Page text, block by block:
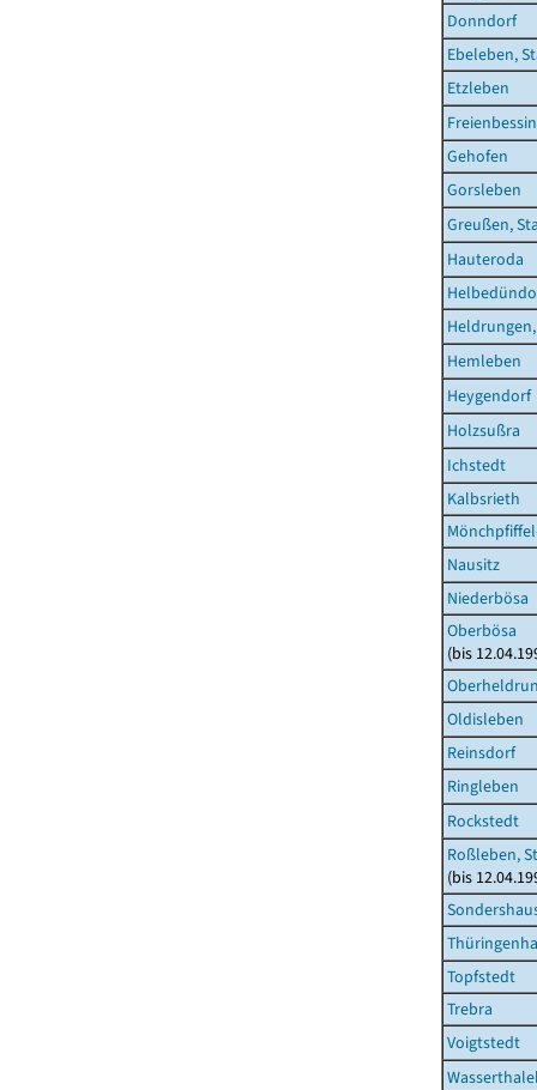
Donndorf
Ebeleben,
Etzleben
Gehofen
Gorsleben
Greußen,
Hauteroda
Hemleben
Heygendorf
Holzsußra
Ichstedt
Kalbsrieth
Nausitz
Niederbösa
Oberbösa
(bis
Oldisleben
Reinsdorf
Ringleben
Rockstedt
Roßleben,
(bis
Topfstedt
Trebra
Voigtstedt